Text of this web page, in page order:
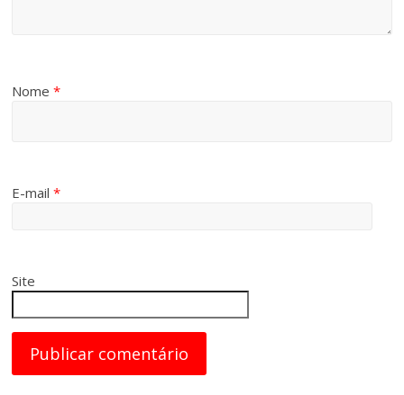
Nome*
E-mail*
Site